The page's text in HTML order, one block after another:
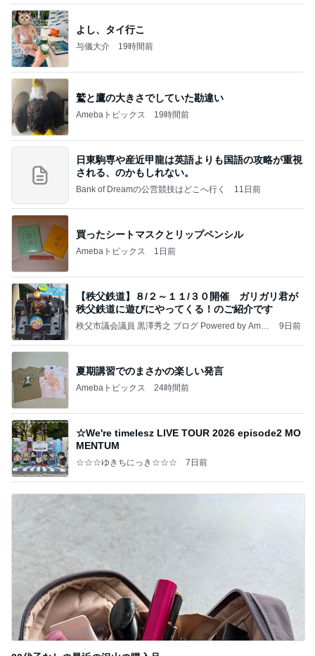
よし、タイ行こ
与儀大介 19時間前
鷲と鷹の大きさでしていた勘違い
Amebaトピックス 19時間前
日東駒専や産近甲龍は英語よりも国語の攻略が重視
される、のかもしれない。
Bank of Dreamの公営競技はどこへ行く 11日前
買ったシートマスクとリップペンシル
Amebaトピックス 1日前
【秩父鉄道】８/２～１１/３０開催 ガリガリ君が
秩父鉄道に遊びにやってくる！のご紹介です
秩父市議会議員 黒澤秀之 ブログ Powered by Ameb
9日前
夏期講習でのまさかの楽しい発言
Amebaトピックス 24時間前
☆We're timelesz LIVE TOUR 2026 episode2 MO
MENTUM
☆☆☆ゆきちにっき☆☆☆ 7日前